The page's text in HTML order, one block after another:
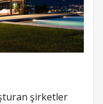
şirketler